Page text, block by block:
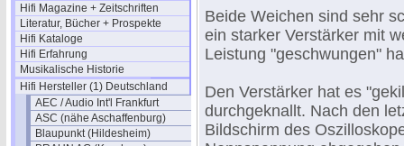
Hifi Magazine + Zeitschriften
Literatur, Bücher + Prospekte
Hifi Kataloge
Hifi Erfahrung
Musikalische Historie
Hifi Hersteller (1) Deutschland
AEC / Audio Int'l Frankfurt
ASC (nähe Aschaffenburg)
Blaupunkt (Hildesheim)
Beide Weichen sind sehr
ein starker Verstärker mit
Leistung "geschwungen"
Den Verstärker hat es
durchgeknallt. Nach den
Bildschirm des